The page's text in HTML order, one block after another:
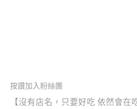
按讚加入粉絲團
【沒有店名，只要好吃 依然會在